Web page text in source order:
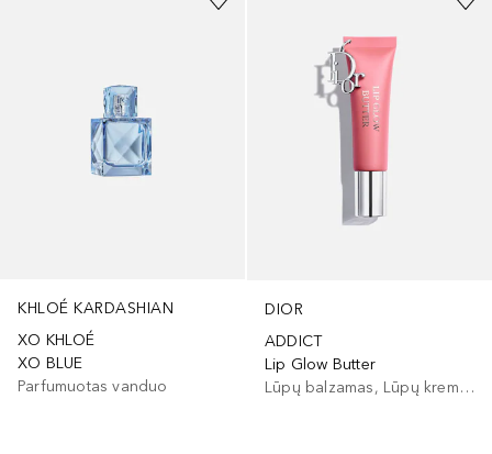
KHLOÉ KARDASHIAN
XO KHLOÉ
XO BLUE
Parfumuotas vanduo
DIOR
ADDICT
Lip Glow Butter
Lūpų balzamas, Lūpų kremas